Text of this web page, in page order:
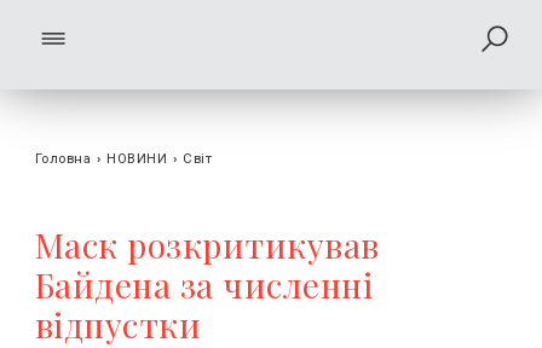
Головна › НОВИНИ › Світ
Маск розкритикував
Байдена за численні
відпустки